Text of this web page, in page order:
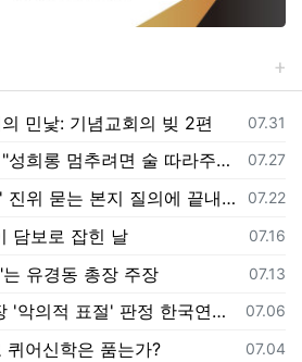
등록일
07.31
민낯: 기념교회의 빚 2편
등록일
07.27
희롱 멈추려면 술 따라주기"
등록일
07.22
묻는 본지 질의에 끝내 '침묵'
등록일
07.16
담보로 잡힌 날
등록일
07.13
유경동 총장 주장
등록일
07.06
' 판정 한국연구재단 보고서 전문 전격 공개
등록일
07.04
퀴어신학은 품는가?